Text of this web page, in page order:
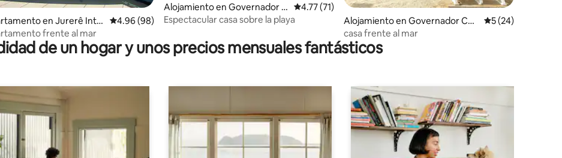
en Jurerê Inte
Calificación promedio: 4.96 de 5, 98 reseñas
4.96 (98)
frente al mar
Alojamiento en Governador C
elso Ramos
Calificación promedio: 4.77 de 5, 71 reseñas
4.77 (71)
Espectacular casa sobre la playa
Alojamiento en Governador Cels
o Ramos
Calificación
5 (24)
casa frente al mar
de un hogar y unos precios mensuales fantásticos